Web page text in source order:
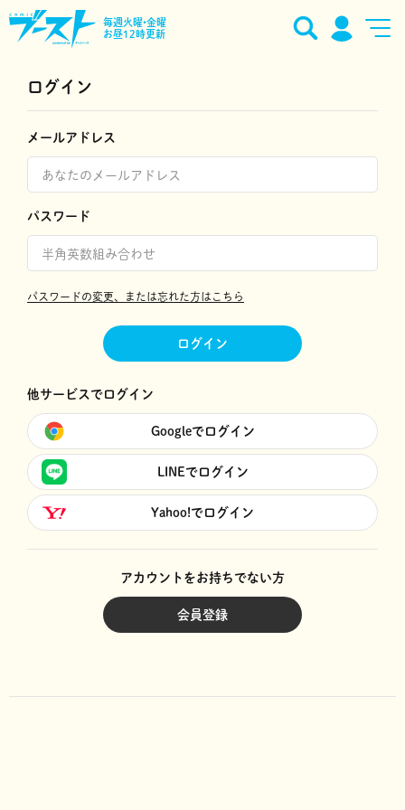
毎週火曜•金曜
お昼12時更新
ログイン
メールアドレス
パスワード
パスワードの変更、または忘れた方はこちら
ログイン
他サービスでログイン
Googleでログイン
LINEでログイン
Yahoo!でログイン
アカウントをお持ちでない方
会員登録